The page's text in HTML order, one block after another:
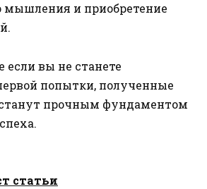
мышления и приобретение
если вы не станете
попытки, полученные
прочным фундаментом
статьи